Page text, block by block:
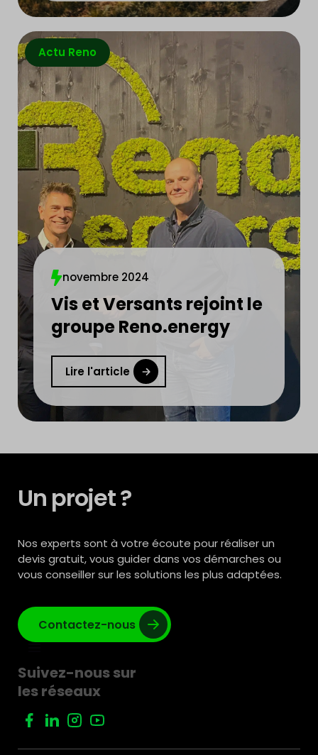
Actu Reno
novembre 2024
Vis et Versants rejoint le
groupe Reno.energy
Lire l'article
Un projet ?
Nos experts sont à votre écoute pour réaliser un
devis gratuit, vous guider dans vos démarches ou
vous conseiller sur les solutions les plus adaptées.
Contactez-nous
Suivez-nous sur
les réseaux